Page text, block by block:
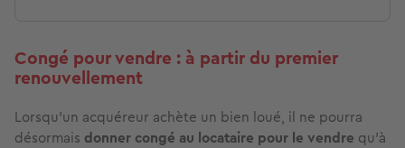
Congé pour vendre : à partir du premier
renouvellement
Lorsqu'un acquéreur achète un bien loué, il ne pourra
désormais donner congé au locataire pour le vendre qu'à